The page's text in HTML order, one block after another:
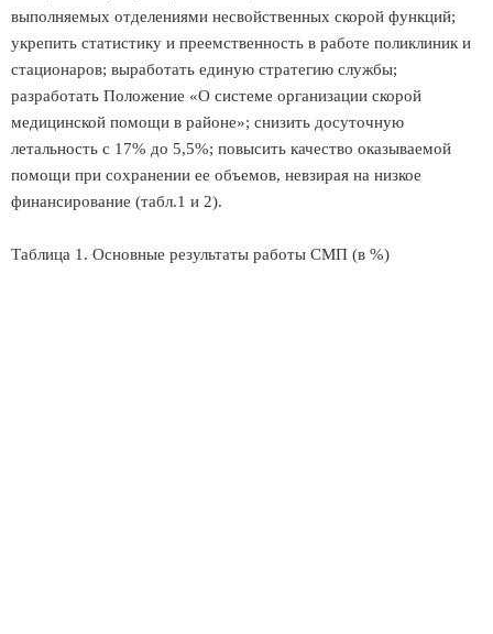
выполняемых отделениями несвойственных скорой функций;
укрепить статистику и преемственность в работе поликлиник и
стационаров; выработать единую стратегию службы;
разработать Положение «О системе организации скорой
медицинской помощи в районе»; снизить досуточную
летальность с 17% до 5,5%; повысить качество оказываемой
помощи при сохранении ее объемов, невзирая на низкое
финансирование (табл.1 и 2).
Таблица 1. Основные результаты работы СМП (в %)